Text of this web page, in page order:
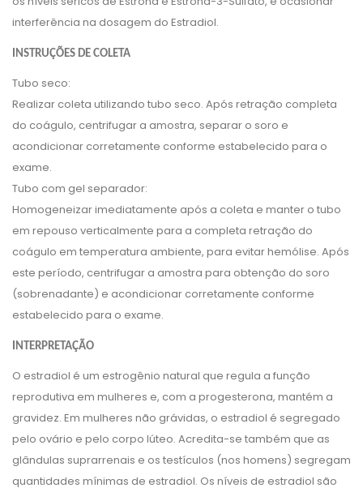
interferência na dosagem do Estradiol.
INSTRUÇÕES DE COLETA
Tubo seco:
Realizar coleta utilizando tubo seco. Após retração completa
do coágulo, centrifugar a amostra, separar o soro e
acondicionar corretamente conforme estabelecido para o
exame.
Tubo com gel separador:
Homogeneizar imediatamente após a coleta e manter o tubo
em repouso verticalmente para a completa retração do
coágulo em temperatura ambiente, para evitar hemólise. Após
este período, centrifugar a amostra para obtenção do soro
(sobrenadante) e acondicionar corretamente conforme
estabelecido para o exame.
INTERPRETAÇÃO
O estradiol é um estrogênio natural que regula a função
reprodutiva em mulheres e, com a progesterona, mantém a
gravidez. Em mulheres não grávidas, o estradiol é segregado
pelo ovário e pelo corpo lúteo. Acredita-se também que as
glândulas suprarrenais e os testículos (nos homens) segregam
quantidades mínimas de estradiol. Os níveis de estradiol são